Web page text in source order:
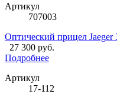
Артикул
707003
Оптический прицел
27 300 руб.
Подробнее
Артикул
17-112